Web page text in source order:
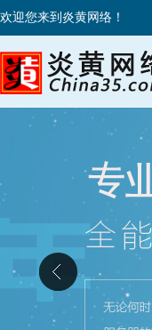
欢迎您来到炎黄网络！